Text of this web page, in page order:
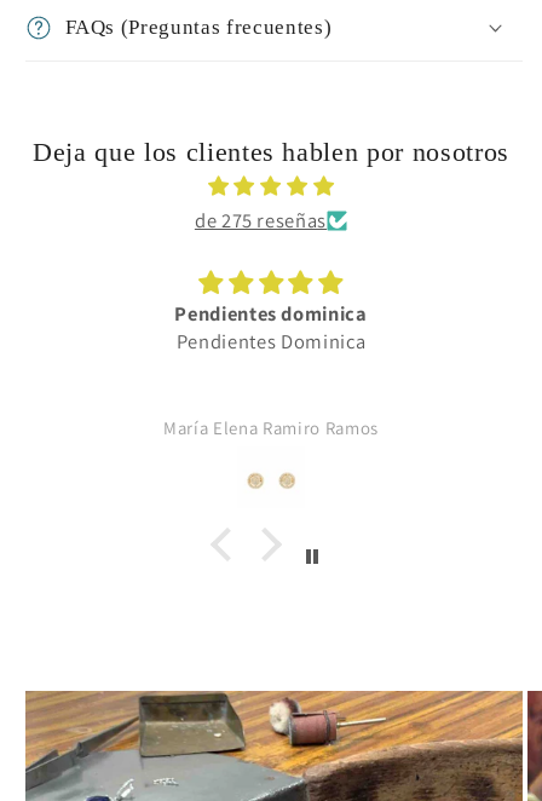
FAQs (Preguntas frecuentes)
Deja que los clientes hablen por nosotros
de 275 reseñas
Pendientes dominica
Pendientes Dominica
María Elena Ramiro Ramos